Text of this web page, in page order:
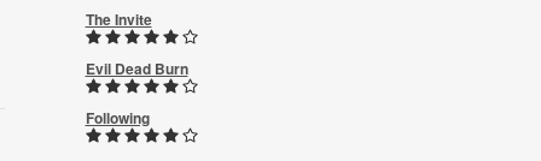
The Invite
Evil Dead Burn
Following